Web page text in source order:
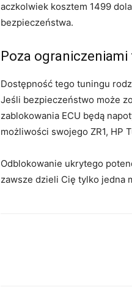
aczkolwiek kosztem 1499
bezpieczeństwa.
Poza
Dostępność tego tuningu
Jeśli bezpieczeństwo może
zablokowania ECU będą
możliwości swojego ZR1, HP
Odblokowanie ukrytego
zawsze dzieli Cię tylko jedna